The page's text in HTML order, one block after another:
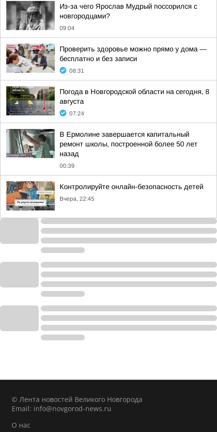
Из-за чего Ярослав Мудрый поссорился с
новгородцами?
09:04
Проверить здоровье можно прямо у дома —
бесплатно и без записи
08:31
Погода в Новгородской области на сегодня, 8
августа
07:24
В Ермолине завершается капитальный
ремонт школы, построенной более 50 лет
назад
00:39
Контролируйте онлайн-безопасность детей
Вчера, 22:45
© Лента новостей Великого Новгорода
Email: info@novgorod-news.ru
О нас